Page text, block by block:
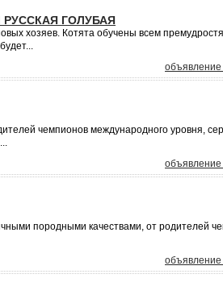
РУССКАЯ ГОЛУБАЯ
хозяев. Котята обучены всем
чемпионов международного уровня,
породными качествами, от родителей